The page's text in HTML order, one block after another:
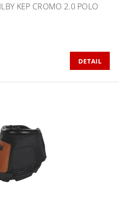
KEP CROMO 2.0 POLO
DETAIL